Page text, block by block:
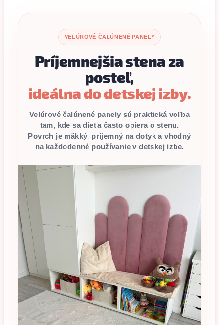
VELÚROVÉ ČALÚNENÉ PANELY
Príjemnejšia stena za
posteľ,
ideálna do detskej izby.
Velúrové čalúnené panely sú praktická voľba
tam, kde sa dieťa často opiera o stenu.
Povrch je mäkký, príjemný na dotyk a vhodný
na každodenné používanie v detskej izbe.